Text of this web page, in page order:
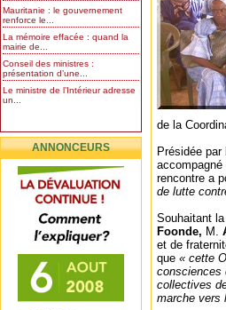
Mauritanie : le gouvernement
renforce le...
La mémoire effacée : quand la
mairie de...
Conseil des ministres :
présentation d’une...
Le ministre de l’Intérieur adresse
un...
ANNONCEURS
de la
Présidée
accompagné
rencontre a
de lutte
Souhaitant
Foonde, M.
et de
que « cette
consciences
collectives
marche vers